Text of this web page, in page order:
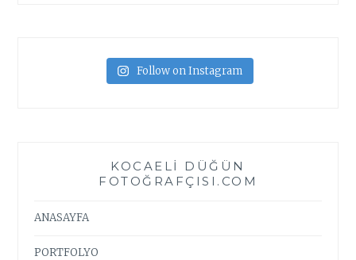
Follow on Instagram
KOCAELI DÜĞÜN
FOTOĞRAFÇISI.COM
ANASAYFA
PORTFOLYO